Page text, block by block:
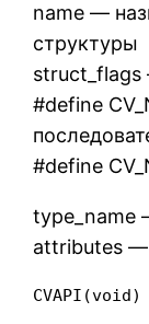
name —
структуры
#define
#define
type_name
attributes —